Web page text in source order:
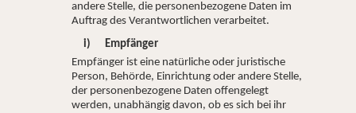
andere Stelle, die personenbezogene Daten im
Auftrag des Verantwortlichen verarbeitet.
i) Empfänger
Empfänger ist eine natürliche oder juristische
Person, Behörde, Einrichtung oder andere Stelle,
der personenbezogene Daten offengelegt
werden, unabhängig davon, ob es sich bei ihr